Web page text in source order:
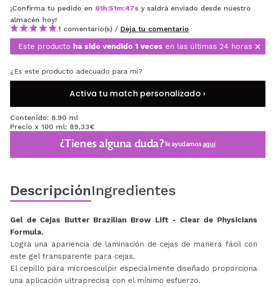
MAQUIFARMA
KOREA ZONE
TRAVEL SIZE
NATURE
OFERTAS
OUTLET
¡HAN VUELTO!
BLOG
¡Confirma tu pedido en 01h:51m:46s y saldrá enviado desde nuestro
almacén hoy!
1 comentario(s) / Deja tu comentario
Este producto ha sido vendido 1 veces en las últimas 24 horas
¿Es este producto adecuado para mí?
Activa tu match personalizado ›
Contenido: 8.90 ml
Precio x 100 ml: 89,33€
¿Tienes alguna duda?Te ayudamosaquí
DescripciónIngredientes
Gel de Cejas Butter Brazilian Brow Lift - Clear de Physicians
Formula.
Logra una apariencia de laminación de cejas de manera fácil con
este gel transparente para cejas.
El cepillo para microesculpir especialmente diseñado proporciona
una aplicación ultraprecisa con el mínimo esfuerzo.